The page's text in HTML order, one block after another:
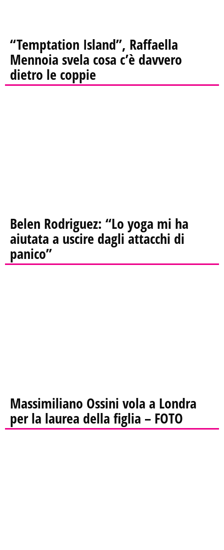
“Temptation Island”, Raffaella
Mennoia svela cosa c’è davvero
dietro le coppie
Belen Rodriguez: “Lo yoga mi ha
aiutata a uscire dagli attacchi di
panico”
Massimiliano Ossini vola a Londra
per la laurea della figlia – FOTO